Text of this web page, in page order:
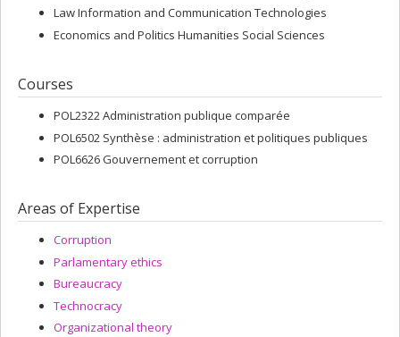
Law Information and Communication Technologies
Economics and Politics Humanities Social Sciences
Courses
POL2322 Administration publique comparée
POL6502 Synthèse : administration et politiques publiques
POL6626 Gouvernement et corruption
Areas of Expertise
Corruption
Parlamentary ethics
Bureaucracy
Technocracy
Organizational theory